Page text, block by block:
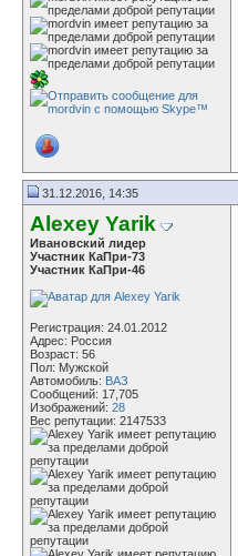
31.12.2016, 14:35
Alexey Yarik
Ивановский лидер
Участник КаПри-73
Участник КаПри-46
Регистрация: 24.01.2012
Адрес: Россия
Возраст: 56
Пол: Мужской
Автомобиль: ВАЗ
Сообщений: 17,705
Изображений: 28
Вес репутации: 2147533